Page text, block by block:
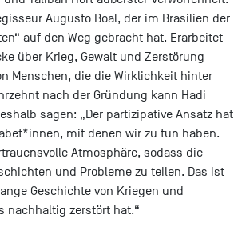
Augusto Boal, der im Brasilien der
auf den Weg gebracht hat. Erarbeitet
über Krieg, Gewalt und Zerstörung
Menschen, die die Wirklichkeit hinter
nach der Gründung kann Hadi
sagen: „Der partizipative Ansatz hat
mit denen wir zu tun haben.
Atmosphäre, sodass die
und Probleme zu teilen. Das ist
Geschichte von Kriegen und
nachhaltig zerstört hat.“